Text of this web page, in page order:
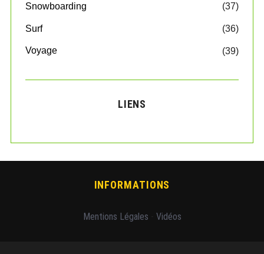
Snowboarding (37)
Surf (36)
Voyage (39)
LIENS
INFORMATIONS
Mentions Légales Vidéos